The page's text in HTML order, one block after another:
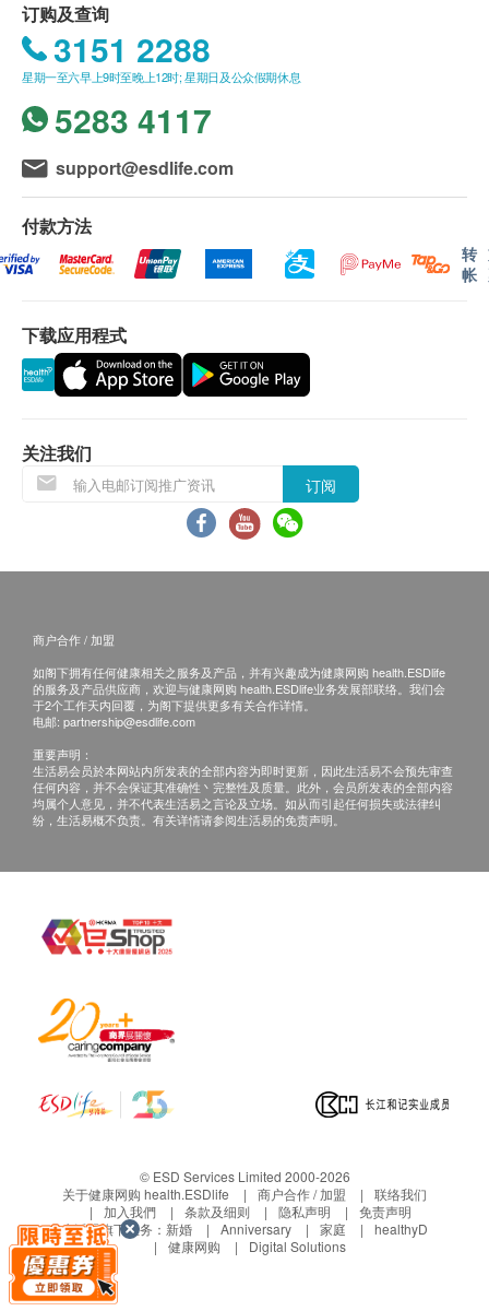
适合生长发育期的青少年使用
适合孕妇及哺乳期使用，满足怀孕时额外的营养所
需
主要成份
大豆分离蛋白，乳清蛋白
服用方法
把120-150 毫升清水(37°C以下) 倒入杯中，把6-12 克
蛋白粉加入水中，立即搅拌至溶化;
也可按照医䕶人员的建议服用。
购买产品总额满HK$300，即可享本地免费送货服
务。 账单总额未满HK$300需附加HK$30运费。
我们将于确定订单后1-3个工作天内安排发货。
不排除运送时间会因节日而有所影响。 当八号烈
风讯号悬挂或黑色暴雨警告生效时，送货服务时间
将会延迟。
所有订单须视乎相关货品的供应情况再作最后确
认。 倘若健康网购health. ESDlife未能提供任何订
单上的货品，健康网购health. ESDlife有权拒绝接
受该订单，并且会于送货前透过电话或电邮通知顾
退换条款：
当顾客收取已订购之货品时，有责任检查货品是否
退换产品必须包装完整，如退换之产品有任何残缺
或过期退回，供应商有权不受理。
如有其他损坏或遗漏查询，顾客必须保留有效收据
正本，并于送货后3个工作天内按下列方式联络
订购及查询
3151 2288
星期一至六早上9时至晚上12时; 星期日及公众假期休息
5283 4117
support@esdlife.com
付款方法
转
帐
下载应用程式
关注我们
订阅
商户合作 / 加盟
如阁下拥有任何健康相关之服务及产品，并有兴趣成为健康网购 health.ESDlife
的服务及产品供应商，欢迎与健康网购 health.ESDlife业务发展部联络。我们会
于2个工作天内回覆，为阁下提供更多有关合作详情。
电邮: partnership@esdlife.com
重要声明：
生活易会员於本网站内所发表的全部内容为即时更新，因此生活易不会预先审查
任何内容，并不会保证其准确性丶完整性及质量。此外，会员所发表的全部内容
均属个人意见，并不代表生活易之言论及立场。如从而引起任何损失或法律纠
纷，生活易概不负责。有关详情请参阅生活易的免责声明。
© ESD Services Limited 2000-2026
关于健康网购 health.ESDlife
商户合作 / 加盟
联络我们
加入我們
条款及细则 隐私声明
免责声明
生活易旗下业务： 新婚 Anniversary 家庭
healthyD
健康网购
Digital Solutions